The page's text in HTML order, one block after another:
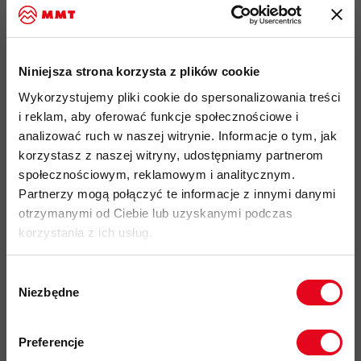
Niniejsza strona korzysta z plików cookie
Wykorzystujemy pliki cookie do spersonalizowania treści
i reklam, aby oferować funkcje społecznościowe i
analizować ruch w naszej witrynie. Informacje o tym, jak
korzystasz z naszej witryny, udostępniamy partnerom
społecznościowym, reklamowym i analitycznym.
Partnerzy mogą połączyć te informacje z innymi danymi
otrzymanymi od Ciebie lub uzyskanymi podczas
korzystania z ich usług.
zgody
Niezbędne
Preferencje
płaska konstrukcja szwów
zapewnia wysoki komfort i
zapobiega otarciom pod plecakiem
recyklingu, certyfikat Bluesign®, Fair Wear
kod produktu: 1014-10394
Więcej o produkcie
Specyfikacja
Zastosowane technologie
odbierz